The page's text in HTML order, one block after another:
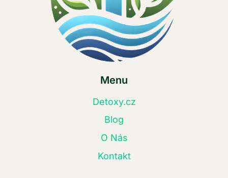
Menu
Detoxy.cz
Blog
O Nás
Kontakt